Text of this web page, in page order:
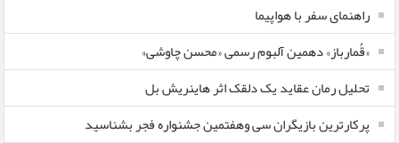
راهنمای سفر با هواپیما
«قُمارباز» دهمین آلبوم رسمی «محسن چاوشی»
تحلیل رمان عقاید یک دلقک اثر هاینریش بل
پرکارترین بازیگران سی وهفتمین جشنواره فجر بشناسید